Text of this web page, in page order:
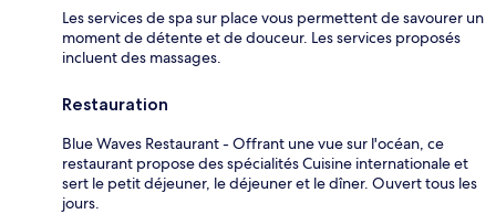
Les services de spa sur place vous permettent de savourer un
moment de détente et de douceur. Les services proposés
incluent des massages.
Restauration
Blue Waves Restaurant - Offrant une vue sur l'océan, ce
restaurant propose des spécialités Cuisine internationale et
sert le petit déjeuner, le déjeuner et le dîner. Ouvert tous les
jours.